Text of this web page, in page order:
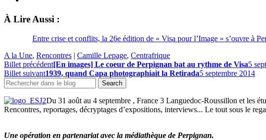
À Lire Aussi :
Entre crise et conflits, la 26e édition de « Visa pour l’Image » s’ouvre à
A la Une, Rencontres | Camille Lepage, Centrafrique
Billet précédent[En images] Le coeur de Perpignan bat au rythme de Visa5
Billet suivant1939, quand Capa photographiait la Retirada5 septembre 2014
Du 31 août au 4 septembre , France 3 Languedoc-Roussillon et les
Rencontres, reportages, décryptages d’expositions, interviews... Le tout sous le
Une opération en partenariat avec la médiathèque de Perpignan.